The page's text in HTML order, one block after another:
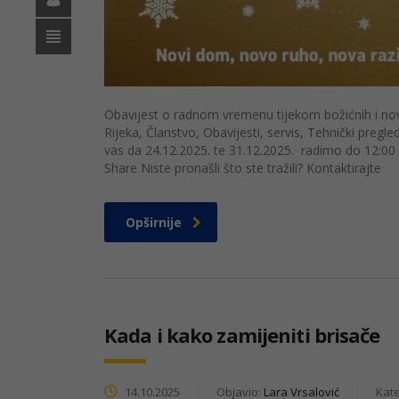
Obavijest o radnom vremenu tijekom božićnih i
Rijeka, Članstvo, Obavijesti, servis, Tehnički
vas da 24.12.2025. te 31.12.2025. radimo do
Share Niste pronašli što ste tražili? Kontaktirajte
Opširnije
Kada i kako zamijeniti brisače
14.10.2025 Objavio: Lara Vrsalović